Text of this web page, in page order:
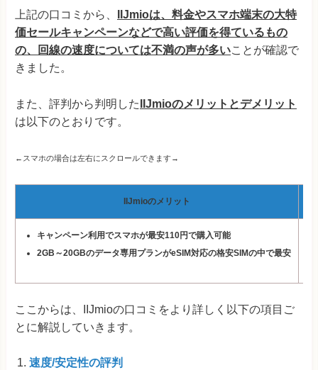
上記の口コミから、
IIJmioは、料金やスマホ端末の大特
価セールキャンペーンなどで高い評価を得ているもの
の、回線の速度については不満の声が多いことが確認で
きました。
また、評判から判明した IIJmioのメリットとデメリット
は以下のとおりです。
←スマホの場合は左右にスクロールできます→
IIJmioのメリット
キャンペーン利用でスマホが最安110円で購入可能
2GB～20GBのデータ専用プランがeSIM対応の格安SIMの中で最安
ここからは、IIJmioの口コミをより詳しく以下の項目ご
とに解説していきます。
速度/安定性の評判